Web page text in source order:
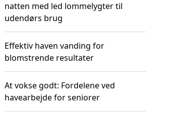
natten med led lommelygter til
udendørs brug
Effektiv haven vanding for
blomstrende resultater
At vokse godt: Fordelene ved
havearbejde for seniorer